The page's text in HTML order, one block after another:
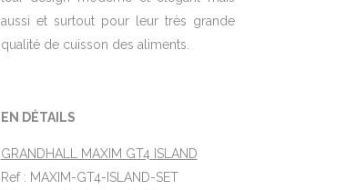
aussi et surtout pour leur très grande
qualité de cuisson des aliments.
EN DÉTAILS
GRANDHALL MAXIM GT4 ISLAND
Ref : MAXIM-GT4-ISLAND-SET